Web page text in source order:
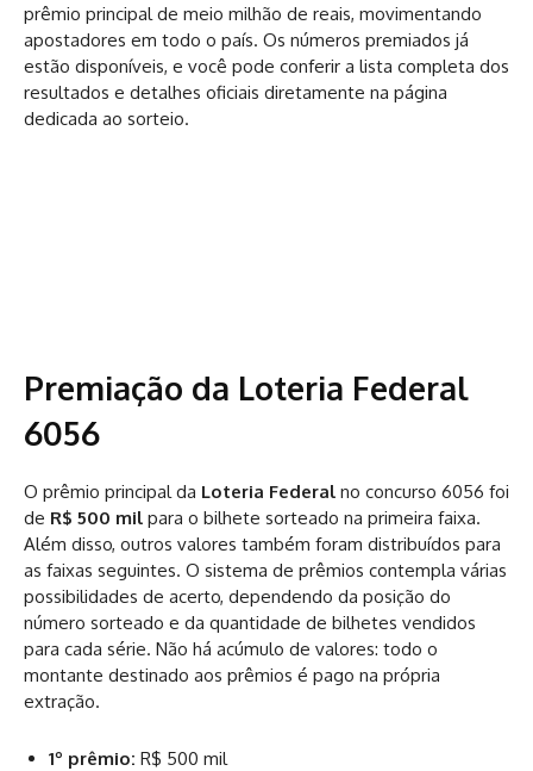
prêmio principal de meio milhão de reais, movimentando
apostadores em todo o país. Os números premiados já
estão disponíveis, e você pode conferir a lista completa dos
resultados e detalhes oficiais diretamente na página
dedicada ao sorteio.
Premiação da Loteria Federal
6056
O prêmio principal da Loteria Federal no concurso 6056 foi
de R$ 500 mil para o bilhete sorteado na primeira faixa.
Além disso, outros valores também foram distribuídos para
as faixas seguintes. O sistema de prêmios contempla várias
possibilidades de acerto, dependendo da posição do
número sorteado e da quantidade de bilhetes vendidos
para cada série. Não há acúmulo de valores: todo o
montante destinado aos prêmios é pago na própria
extração.
1º prêmio: R$ 500 mil